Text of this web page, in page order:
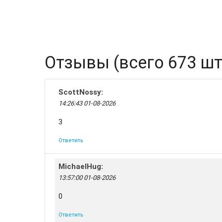
Отзывы (всего 673
ScottNossy:
14:26:43 01-08-2026
3
Ответить
MichaelHug:
13:57:00 01-08-2026
0
Ответить